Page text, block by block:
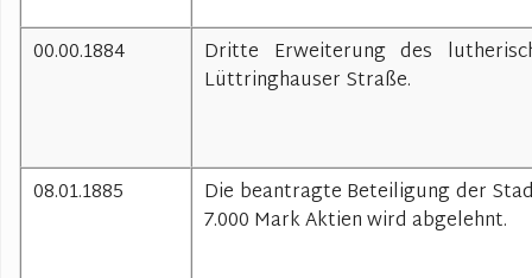
00.00.1884
Dritte Erweiterung des
Lüttringhauser Straße.
08.01.1885
Die beantragte Beteiligung der
7.000 Mark Aktien wird abgelehnt.